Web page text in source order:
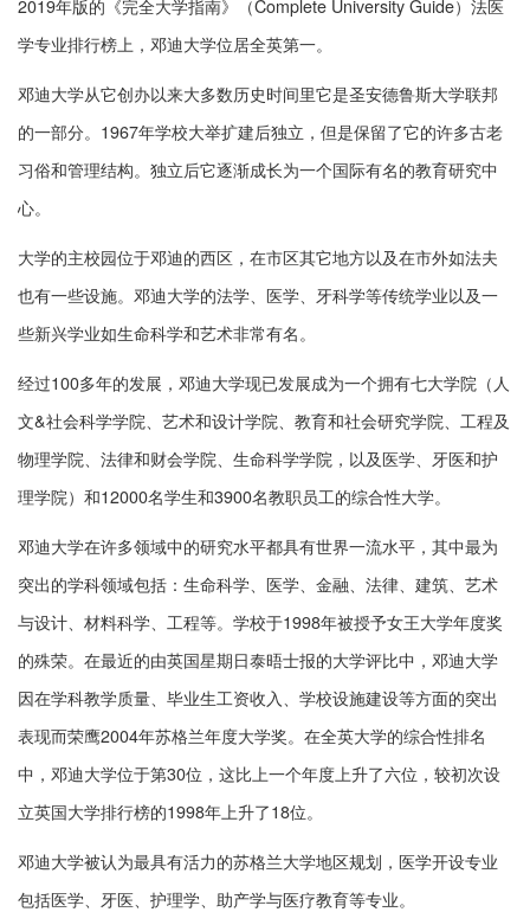
2019年版的《完全大学指南》（Complete University Guide）法医
学专业排行榜上，邓迪大学位居全英第一。
邓迪大学从它创办以来大多数历史时间里它是圣安德鲁斯大学联邦
的一部分。1967年学校大举扩建后独立，但是保留了它的许多古老
习俗和管理结构。独立后它逐渐成长为一个国际有名的教育研究中
心。
大学的主校园位于邓迪的西区，在市区其它地方以及在市外如法夫
也有一些设施。邓迪大学的法学、医学、牙科学等传统学业以及一
些新兴学业如生命科学和艺术非常有名。
经过100多年的发展，邓迪大学现已发展成为一个拥有七大学院（人
文&社会科学学院、艺术和设计学院、教育和社会研究学院、工程及
物理学院、法律和财会学院、生命科学学院，以及医学、牙医和护
理学院）和12000名学生和3900名教职员工的综合性大学。
邓迪大学在许多领域中的研究水平都具有世界一流水平，其中最为
突出的学科领域包括：生命科学、医学、金融、法律、建筑、艺术
与设计、材料科学、工程等。学校于1998年被授予女王大学年度奖
的殊荣。在最近的由英国星期日泰晤士报的大学评比中，邓迪大学
因在学科教学质量、毕业生工资收入、学校设施建设等方面的突出
表现而荣鹰2004年苏格兰年度大学奖。在全英大学的综合性排名
中，邓迪大学位于第30位，这比上一个年度上升了六位，较初次设
立英国大学排行榜的1998年上升了18位。
邓迪大学被认为最具有活力的苏格兰大学地区规划，医学开设专业
包括医学、牙医、护理学、助产学与医疗教育等专业。